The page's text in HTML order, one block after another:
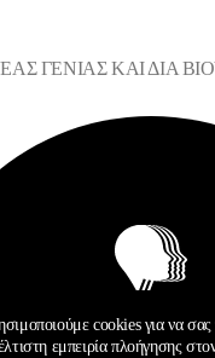
ΓΕΝΙΑΣ ΚΑΙ ΔΙΑ
cookies για να
εμπειρία πλοήγησης